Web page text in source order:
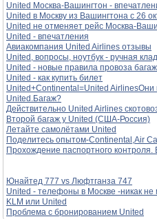
United Москва-Вашингтон -
United в Москву из Вашингтона с 26
United не отменяет рейс Москва-
United - впечатления
Авиакомпания United Airlines отзывы
United, вопросы, ноутбук - ручная
United - новые правила провоза
United - как купить билет
United+Continental=United AirlinesОни
United.Багаж?
Действительно United Airlines
Второй багаж у United (США-Россия)
Летайте самолётами United
Поделитесь опытом-Continental,Air
Прохождение паспортного контроля.
Юнайтед 777 vs Люфтганза 747
United - телефоны в Москве -никак не
KLM или United
Проблема с бронированием United